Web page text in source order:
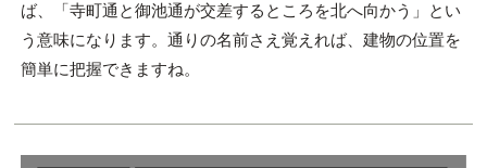
ば、「寺町通と御池通が交差するところを北へ向かう」とい
う意味になります。通りの名前さえ覚えれば、建物の位置を
簡単に把握できますね。